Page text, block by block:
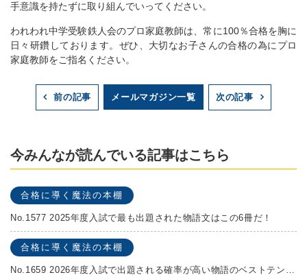
手意識を持たずに取り組んでいってください。
われわれ中学受験鉄人会のプロ家庭教師は、常に100％合格を胸に
日々研鑽しております。ぜひ、大切なお子さんの合格の為にプロ
家庭教師をご指名ください。
前の記事 メールマガジン一覧 次の記事
今みんなが読んでいる記事はこちら
合格に導く魔法の本棚
No.1577 2025年度入試で最も出題された物語文はこの6冊だ！
合格に導く魔法の本棚